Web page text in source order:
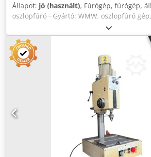
Állapot: jó (használt), Fúrógép, fúrógép,
oszlopfúró - Gyártó: WMW, oszlopfúró
típusú - Motor: 630 W - Sebesség: 460 -
Fordítás: ékszíjon keresztül - Asztal
orsó kúp: MK1 - orsó löket: 70 mm -
oszlop Ø: 85 mm - méretek: 400/800 /
kg Codpfxsfunydo Ahcjrf